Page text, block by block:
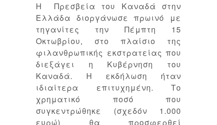
Η Πρεσβεία του Καναδά στην
Ελλάδα διοργάνωσε πρωινό με
τηγανίτες την Πέμπτη 15
Οκτωβρίου, στο πλαίσιο της
φιλανθρωπικής εκστρατείας που
διεξάγει η Κυβέρνηση του
Καναδά. Η εκδήλωση ήταν
ιδιαίτερα επιτυχημένη. Το
χρηματικό ποσό που
συγκεντρώθηκε (σχεδόν 1.000
ευρώ) θα προσφερθεί